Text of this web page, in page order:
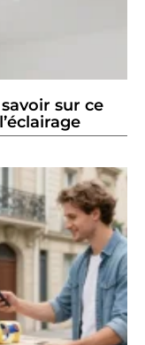
sur ce